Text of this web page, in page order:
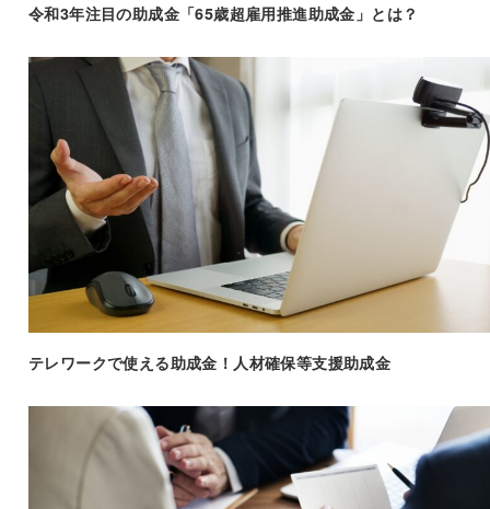
令和3年注目の助成金「65歳超雇用推進助成金」とは？
テレワークで使える助成金！人材確保等支援助成金